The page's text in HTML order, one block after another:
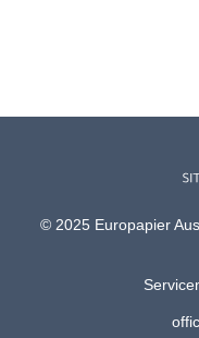
© 2025 Europapier